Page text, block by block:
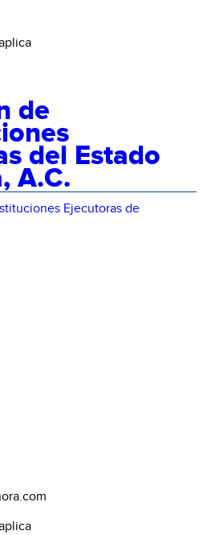
de
del Estado
A.C.
Ejecutoras de